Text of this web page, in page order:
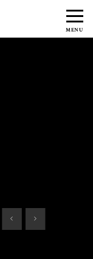
MENU
ローカル
< >